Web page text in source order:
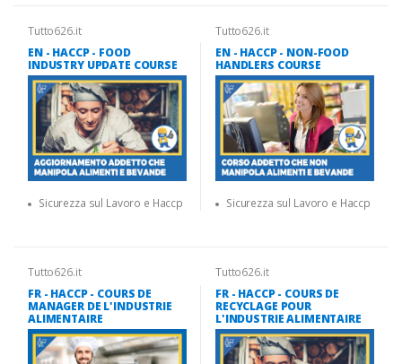
Tutto626.it
EN - HACCP - FOOD
INDUSTRY UPDATE COURSE
Sicurezza sul Lavoro e Haccp
Tutto626.it
EN - HACCP - NON-FOOD
HANDLERS COURSE
Sicurezza sul Lavoro e Haccp
Tutto626.it
FR - HACCP - COURS DE
MANAGER DE L'INDUSTRIE
ALIMENTAIRE
Tutto626.it
FR - HACCP - COURS DE
RECYCLAGE POUR
L'INDUSTRIE ALIMENTAIRE